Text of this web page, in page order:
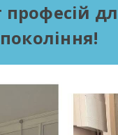
професій
покоління!